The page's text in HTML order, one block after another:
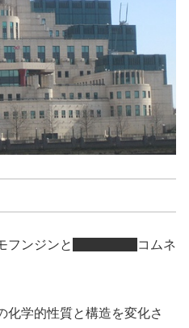
フンジンと
コムネ
化学的性質と構造を変化さ